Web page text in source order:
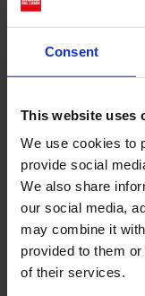
Consent
This website uses
We use cookies to
provide social
We also share
our social media,
may combine it
provided to them
of their services.
cercando
Entra nel
settimana di
playlist su
Nov 22, 2024
daSofia Riva